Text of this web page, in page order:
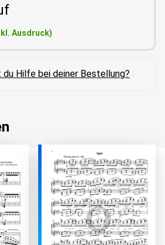
Ausdruck)
du Hilfe bei deiner Bestellung?